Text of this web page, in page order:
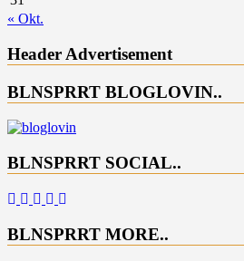
« Okt.
Header Advertisement
BLNSPRRT BLOGLOVIN..
BLNSPRRT SOCIAL..
BLNSPRRT MORE..